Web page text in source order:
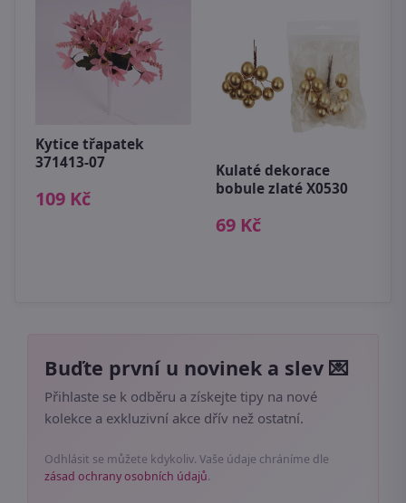
Kytice třapatek
371413-07
109 Kč
Kulaté dekorace
bobule zlaté X0530
69 Kč
Buďte první u novinek a slev 💌
Přihlaste se k odběru a získejte tipy na nové
kolekce a exkluzivní akce dřív než ostatní.
Odhlásit se můžete kdykoliv. Vaše údaje chráníme dle
zásad ochrany osobních údajů.